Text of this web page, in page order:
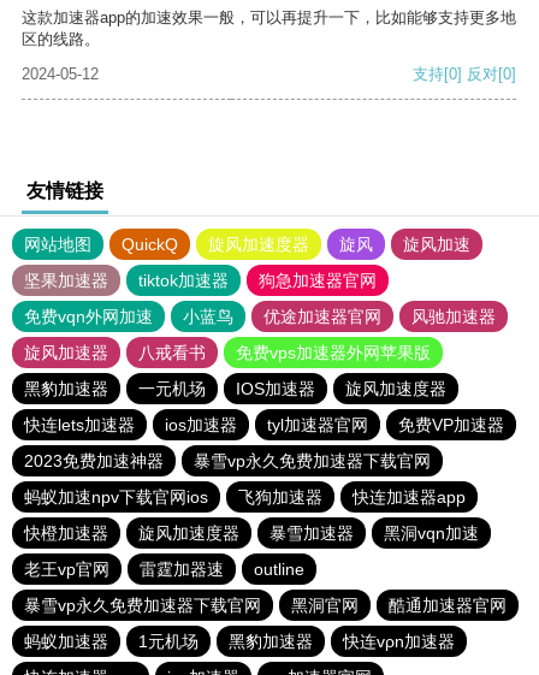
这款加速器app的加速效果一般，可以再提升一下，比如能够支持更多地
区的线路。
2024-05-12
支持[0] 反对[0]
友情链接
网站地图 QuickQ 旋风加速度器 旋风
旋风加速
坚果加速器
tiktok加速器
狗急加速器官网
免费vqn外网加速
小蓝鸟 优途加速器官网
风驰加速器
旋风加速器
八戒看书
免费vps加速器外网苹果版
黑豹加速器
一元机场 IOS加速器
旋风加速度器
快连lets加速器
ios加速器 tyl加速器官网
免费VP加速器
2023免费加速神器
暴雪vp永久免费加速器下载官网
蚂蚁加速npv下载官网ios
飞狗加速器
快连加速器app
快橙加速器
旋风加速度器 暴雪加速器
黑洞vqn加速
老王vp官网
雷霆加器速
outline
暴雪vp永久免费加速器下载官网
黑洞官网
酷通加速器官网
蚂蚁加速器
1元机场 黑豹加速器
快连vρn加速器